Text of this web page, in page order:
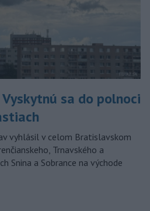
Vyskytnú sa do polnoci
vyhlásil v celom Bratislavskom
Trnavského a
Snina a Sobrance na východe